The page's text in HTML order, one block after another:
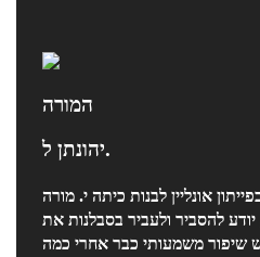
המורה
יהונתן ל.
אונליין לבנות כיתה י. מורה
יודע להסביר ולעביר בסבלנות את
שיפור משמעותי כבר אחרי כמה